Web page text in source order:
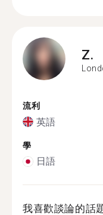
Z.
流利
英語
學
日語
我喜歡談論的話